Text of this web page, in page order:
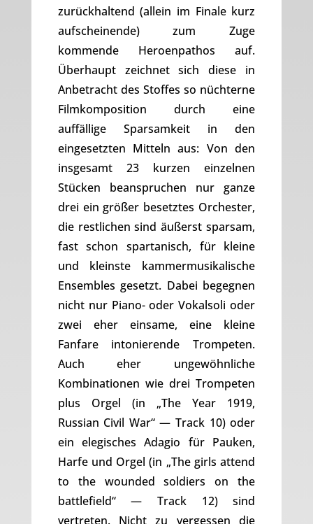
zurückhaltend (allein im Finale kurz
aufscheinende) zum Zuge
kommende Heroenpathos auf.
Überhaupt zeichnet sich diese in
Anbetracht des Stoffes so nüchterne
Filmkomposition durch eine
auffällige Sparsamkeit in den
eingesetzten Mitteln aus: Von den
insgesamt 23 kurzen einzelnen
Stücken beanspruchen nur ganze
drei ein größer besetztes Orchester,
die restlichen sind äußerst sparsam,
fast schon spartanisch, für kleine
und kleinste kammermusikalische
Ensembles gesetzt. Dabei begegnen
nicht nur Piano- oder Vokalsoli oder
zwei eher einsame, eine kleine
Fanfare intonierende Trompeten.
Auch eher ungewöhnliche
Kombinationen wie drei Trompeten
plus Orgel (in „The Year 1919,
Russian Civil War“ — Track 10) oder
ein elegisches Adagio für Pauken,
Harfe und Orgel (in „The girls attend
to the wounded soldiers on the
battlefield“ — Track 12) sind
vertreten. Nicht zu vergessen die